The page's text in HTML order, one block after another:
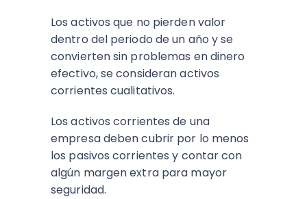
Los activos que no pierden valor
dentro del periodo de un año y se
convierten sin problemas en dinero
efectivo, se consideran activos
corrientes cualitativos.
Los activos corrientes de una
empresa deben cubrir por lo menos
los pasivos corrientes y contar con
algún margen extra para mayor
seguridad.